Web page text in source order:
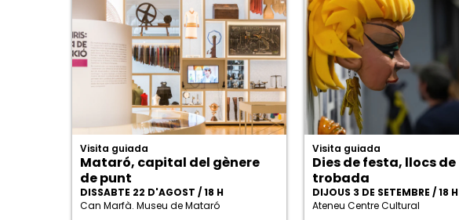
Visita guiada
Mataró, capital del gènere
de punt
DISSABTE 22 D'AGOST / 18 H
Can Marfà. Museu de Mataró
Visita guiada
Dies de festa, llocs de
trobada
DIJOUS 3 DE SETEMBRE / 18 H
Ateneu Centre Cultural